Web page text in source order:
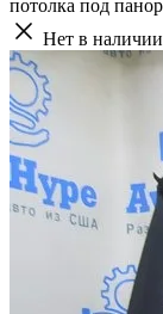
потолка под
Нет в наличии